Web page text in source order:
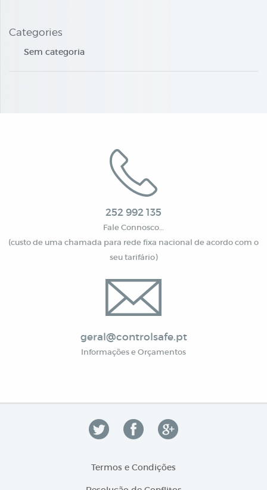
Categories
Sem categoria
252 992 135
Fale Connosco…
(custo de uma chamada para rede fixa nacional de acordo com o
seu tarifário)
geral@controlsafe.pt
Informações e Orçamentos
Termos e Condições